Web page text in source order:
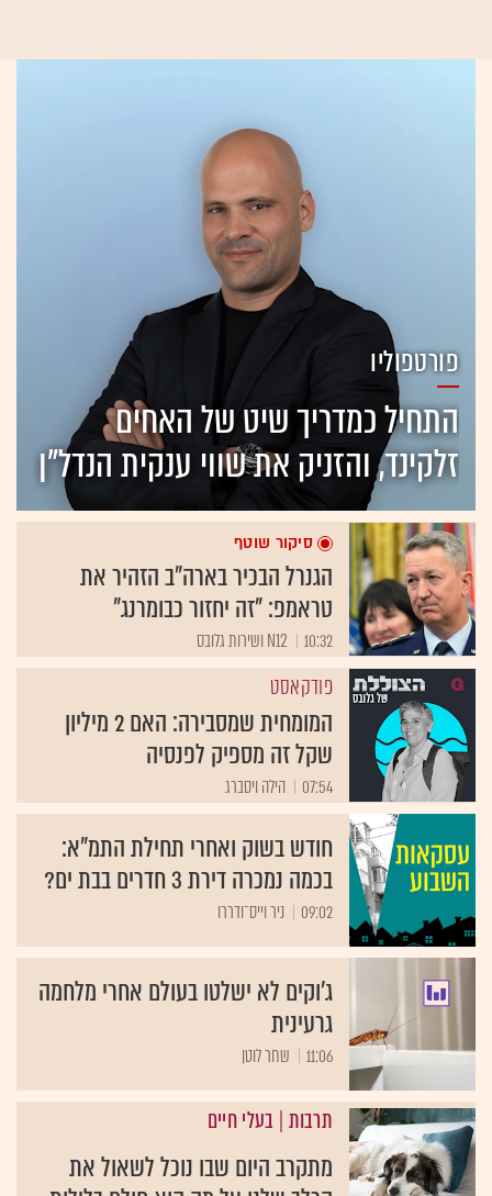
פורטפוליו
התחיל כמדריך שיט של האחים
זלקינד, והזניק את שווי ענקית הנדל"ן
סיקור שוטף
הגנרל הבכיר בארה"ב הזהיר את
טראמפ: "זה יחזור כבומרנג"
10:32 N12 ושירות גלובס
פודקאסט
המומחית שמסבירה: האם 2 מיליון
שקל זה מספיק לפנסיה
07:54 הילה ויסברג
חודש בשוק ואחרי תחילת התמ"א:
בכמה נמכרה דירת 3 חדרים בבת ים?
09:02 ניר וייס־ודררו
ג'וקים לא ישלטו בעולם אחרי מלחמה
גרעינית
11:06 שחר לוטן
תרבות | בעלי חיים
מתקרב היום שבו נוכל לשאול את